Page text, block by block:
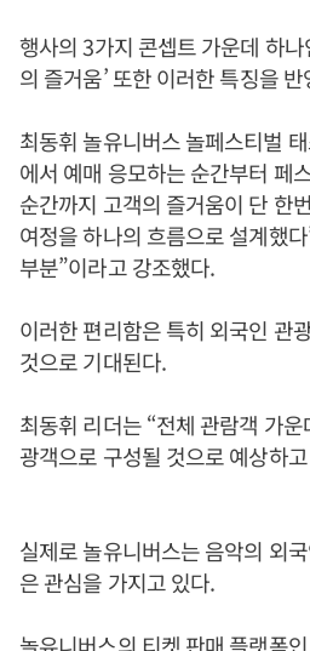
행사의 3가지 콘셉트 가운데 하
의 즐거움’ 또한 이러한 특징을
최동휘 놀유니버스 놀페스티벌
에서 예매 응모하는 순간부터 페
순간까지 고객의 즐거움이 단 한
여정을 하나의 흐름으로 설계했
부분”이라고 강조했다.
이러한 편리함은 특히 외국인 관
것으로 기대된다.
최동휘 리더는 “전체 관람객 가
광객으로 구성될 것으로 예상하
실제로 놀유니버스는 음악의 외
은 관심을 가지고 있다.